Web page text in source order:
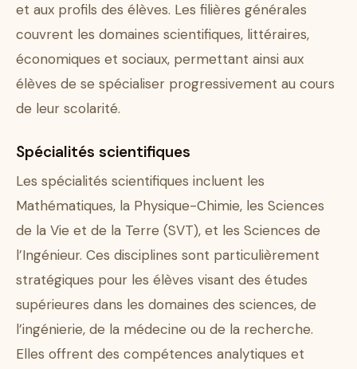
et aux profils des élèves. Les filières générales
couvrent les domaines scientifiques, littéraires,
économiques et sociaux, permettant ainsi aux
élèves de se spécialiser progressivement au cours
de leur scolarité.
Spécialités scientifiques
Les spécialités scientifiques incluent les
Mathématiques, la Physique-Chimie, les Sciences
de la Vie et de la Terre (SVT), et les Sciences de
l’Ingénieur. Ces disciplines sont particulièrement
stratégiques pour les élèves visant des études
supérieures dans les domaines des sciences, de
l’ingénierie, de la médecine ou de la recherche.
Elles offrent des compétences analytiques et